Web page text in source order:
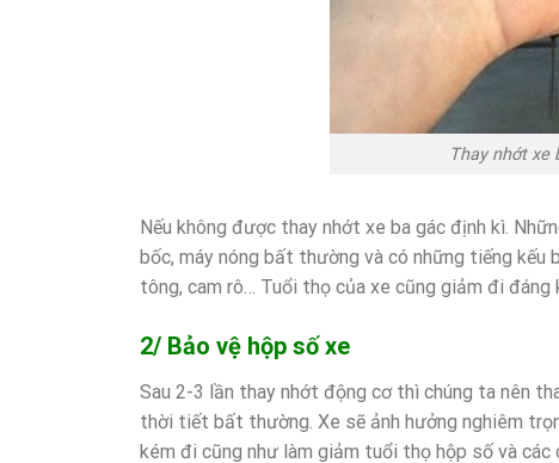
Thay nhớt xe
Nếu không được thay nhớt xe ba gác định kì.
bốc, máy nóng bất thường và có những tiếng
tông, cam rô… Tuổi thọ của xe cũng giảm đi đáng
2/ Bảo vệ hộp số xe
Sau 2-3 lần thay nhớt động cơ thì chúng ta nên
thời tiết bất thường. Xe sẽ ảnh hưởng nghiêm
kém đi cũng như làm giảm tuổi thọ hộp số và các